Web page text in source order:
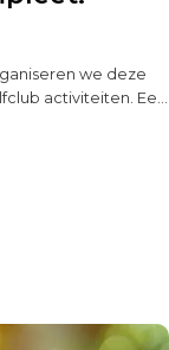
we deze
activiteiten. Een